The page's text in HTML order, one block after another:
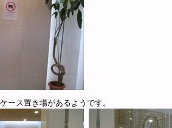
ース置き場があるようです。